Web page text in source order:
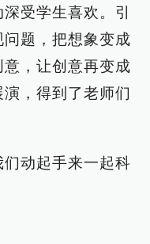
受学生喜欢。引
题，把想象变成
，让创意再变成
，得到了老师们
动起手来一起科